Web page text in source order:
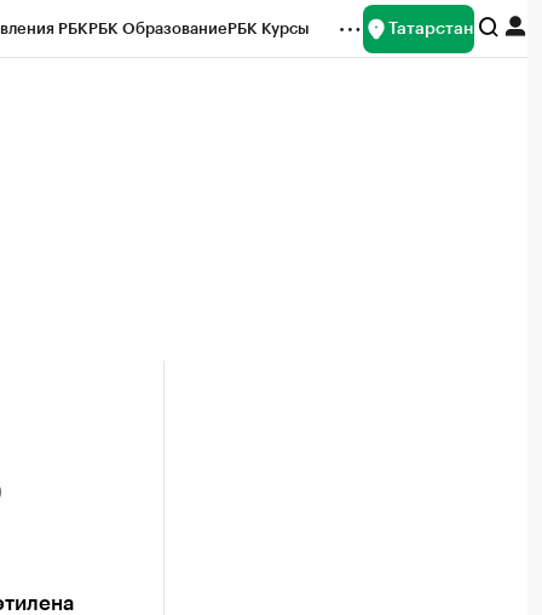
РБКРБК ОбразованиеРБК Курсы Татарстан